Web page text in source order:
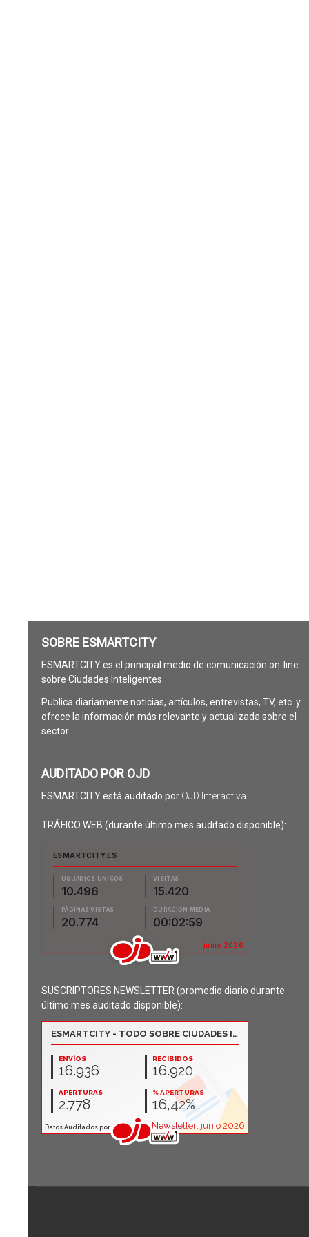
SOBRE ESMARTCITY
ESMARTCITY es el principal medio de comunicación on-line
sobre Ciudades Inteligentes.
Publica diariamente noticias, artículos, entrevistas, TV, etc. y
ofrece la información más relevante y actualizada sobre el
sector.
AUDITADO POR OJD
ESMARTCITY está auditado por OJD Interactiva
TRÁFICO WEB (durante último mes auditado disponible):
SUSCRIPTORES NEWSLETTER (promedio diario durante
último mes auditado disponible):